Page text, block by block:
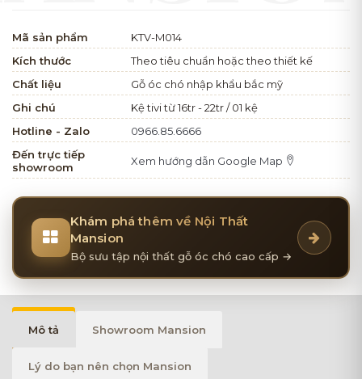
Mã sản phẩm
KTV-M014
Kích thước
Theo tiêu chuẩn hoặc theo thiết kế
Chất liệu
Gỗ óc chó nhập khẩu bắc mỹ
Ghi chú
Kệ tivi từ 16tr - 22tr / 01 kệ
Hotline - Zalo
0966.85.6666
Đến trực tiếp
showroom
Xem hướng dẫn Google Map
Khám phá thêm về Nội Thất
Mansion
Bộ sưu tập nội thất gỗ óc chó cao cấp →
Mô tả Showroom Mansion
Lý do bạn nên chọn Mansion